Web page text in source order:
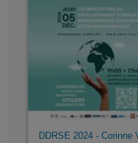
DDRSE 2024 - Corinne